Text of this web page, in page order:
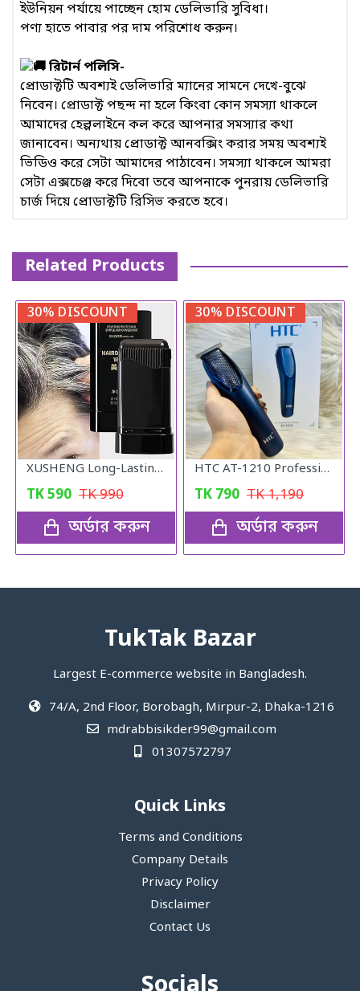
ইউনিয়ন পর্যায়ে পাচ্ছেন হোম ডেলিভারি সুবিধা।
পণ্য হাতে পাবার পর দাম পরিশোধ করুন।
রিটার্ন পলিসি-
প্রোডাক্টটি অবশ্যই ডেলিভারি ম্যানের সামনে দেখে-বুঝে
নিবেন। প্রোডাক্ট পছন্দ না হলে কিংবা কোন সমস্যা থাকলে
আমাদের হেল্পলাইনে কল করে আপনার সমস্যার কথা
জানাবেন। অন্যথায় প্রোডাক্ট আনবক্সিং করার সময় অবশ্যই
ভিডিও করে সেটা আমাদের পাঠাবেন। সমস্যা থাকলে আমরা
সেটা এক্সচেঞ্জ করে দিবো তবে আপনাকে পুনরায় ডেলিভারি
চার্জ দিয়ে প্রোডাক্টটি রিসিভ করতে হবে।
Related Products
30% DISCOUNT
XUSHENG Long-Lasting হেয়ার কালার স্টিক
TK590 TK990
অর্ডার করুন
30% DISCOUNT
HTC AT-1210 Professional Hair Clipper Trimmer for Men
TK 790 TK1,190
অর্ডার করুন
TukTak Bazar
Largest E-commerce website in Bangladesh.
74/A, 2nd Floor, Borobagh, Mirpur-2, Dhaka-1216
mdrabbisikder99@gmail.com
01307572797
Quick Links
Terms and Conditions
Company Details
Privacy Policy
Disclaimer
Contact Us